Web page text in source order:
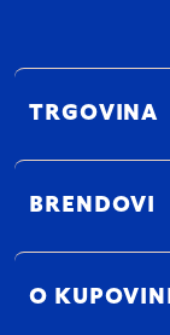
TRGOVINA
BRENDOVI
O KUPOVINI